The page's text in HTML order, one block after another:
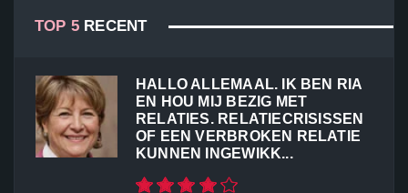
TOP 5 RECENT
HALLO ALLEMAAL. IK BEN RIA
EN HOU MIJ BEZIG MET
RELATIES. RELATIECRISISSEN
OF EEN VERBROKEN RELATIE
KUNNEN INGEWIKK...